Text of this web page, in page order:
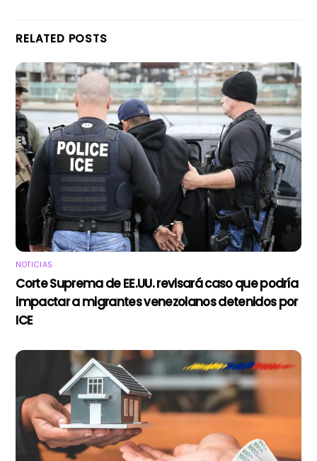
RELATED POSTS
NOTICIAS
Corte Suprema de EE.UU. revisará caso que podría
impactar a migrantes venezolanos detenidos por
ICE